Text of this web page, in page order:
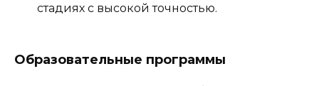
стадиях с высокой точностью.
Образовательные программы